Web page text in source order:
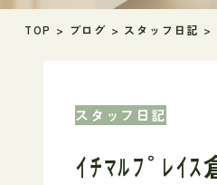
TOP > ブログ > スタッフ日記 >
スタッフ日記
ｲﾁﾏﾙﾌﾟﾚｲｽ